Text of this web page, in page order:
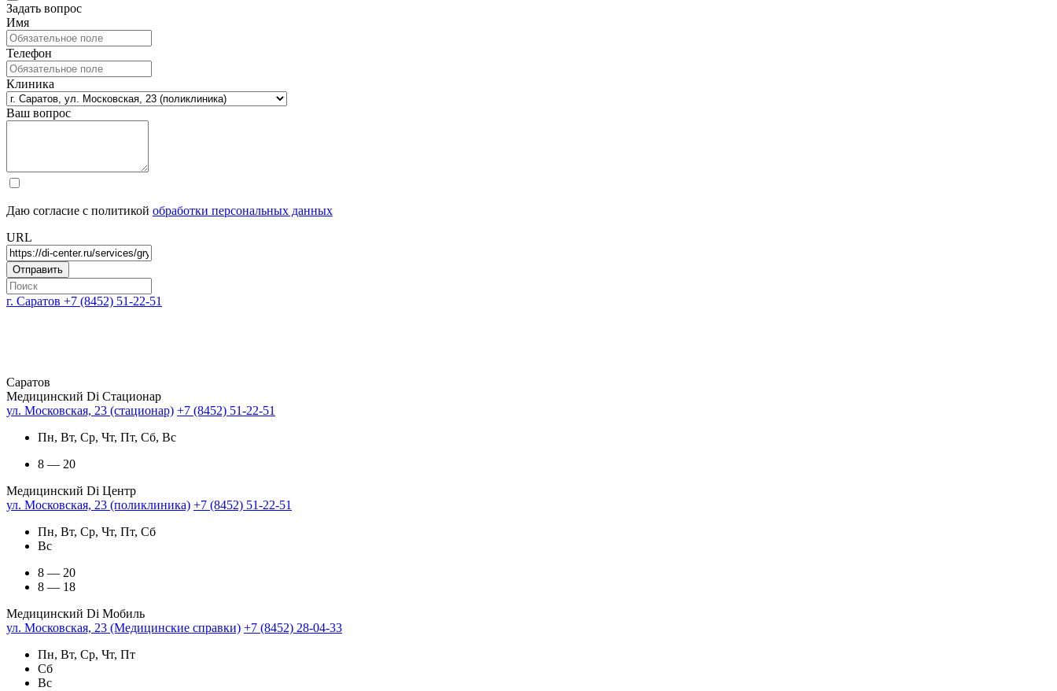
Задать вопрос
Имя
Телефон
Клиника
Ваш вопрос
Даю согласие с политикой обработки персональных данных
URL
г. Саратов +7 (8452) 51-22-51
Саратов
Медицинский Di Стационар
ул. Московская, 23 (стационар) +7 (8452) 51-22-51
Пн, Вт, Ср, Чт, Пт, Сб, Вс
8 — 20
Медицинский Di Центр
ул. Московская, 23 (поликлиника) +7 (8452) 51-22-51
Пн, Вт, Ср, Чт, Пт, Сб
Вс
8 — 20
8 — 18
Медицинский Di Мобиль
ул. Московская, 23 (Медицинские справки) +7 (8452) 28-04-33
Пн, Вт, Ср, Чт, Пт
Сб
Вс